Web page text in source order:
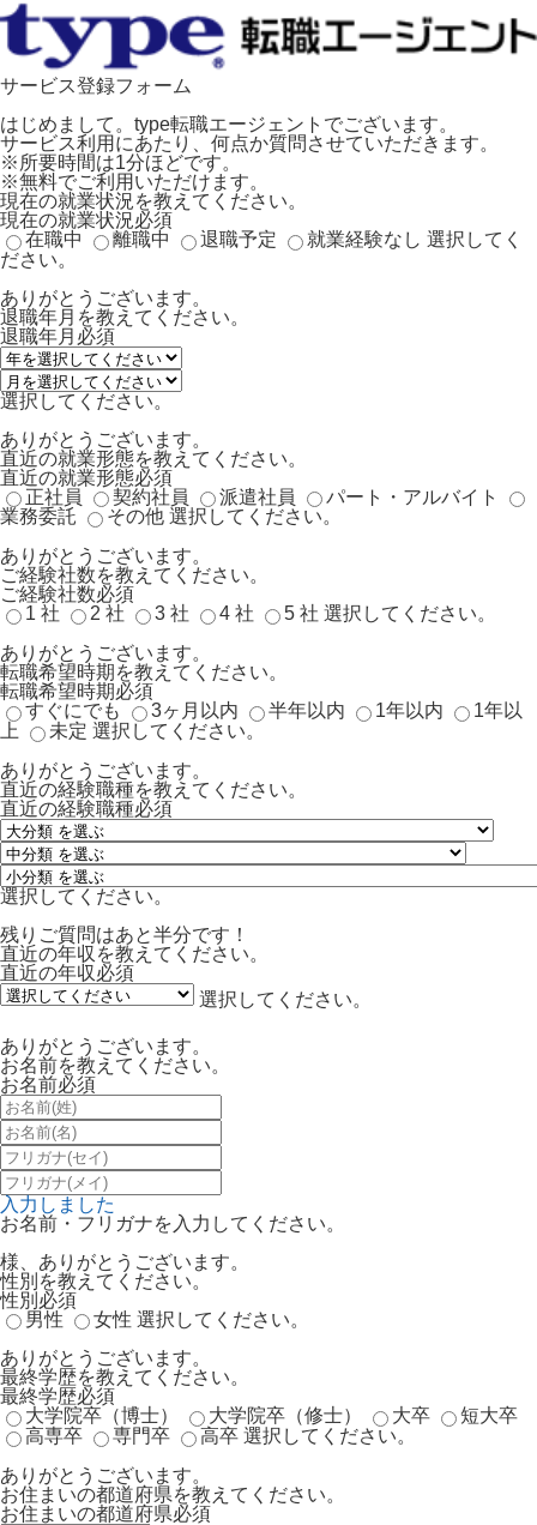
サービス登録フォーム
はじめまして。type転職エージェントでございます。
サービス利用にあたり、何点か質問させていただきます。
※所要時間は1分ほどです。
※無料でご利用いただけます。
現在の就業状況を教えてください。
現在の就業状況必須
在職中
離職中 退職予定 就業経験なし 選択してく
ださい。
ありがとうございます。
退職年月を教えてください。
退職年月 必須
選択してください。
ありがとうございます。
直近の就業形態を教えてください。
直近の就業形態必須
正社員
契約社員 派遣社員
パート・アルバイト
業務委託
その他 選択してください。
ありがとうございます。
ご経験社数を教えてください。
ご経験社数必須
1 社
2 社 3 社 4 社 5 社 選択してください。
ありがとうございます。
転職希望時期を教えてください。
転職希望時期必須
すぐにでも
3ヶ月以内 半年以内 1年以内
1年以
上
未定 選択してください。
ありがとうございます。
直近の経験職種を教えてください。
直近の経験職種必須
選択してください。
残りご質問はあと半分です！
直近の年収を教えてください。
直近の年収必須
選択してください。
ありがとうございます。
お名前を教えてください。
お名前必須
入力しました
お名前・フリガナを入力してください。
様、ありがとうございます。
性別を教えてください。
性別 必須
男性
女性 選択してください。
ありがとうございます。
最終学歴を教えてください。
最終学歴必須
大学院卒（博士）
大学院卒（修士） 大卒
短大卒
高専卒
専門卒 高卒 選択してください。
ありがとうございます。
お住まいの都道府県を教えてください。
お住まいの都道府県必須